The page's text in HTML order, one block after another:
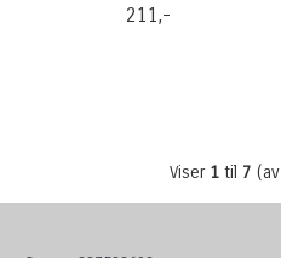
211,-
Viser 1til 7 (av